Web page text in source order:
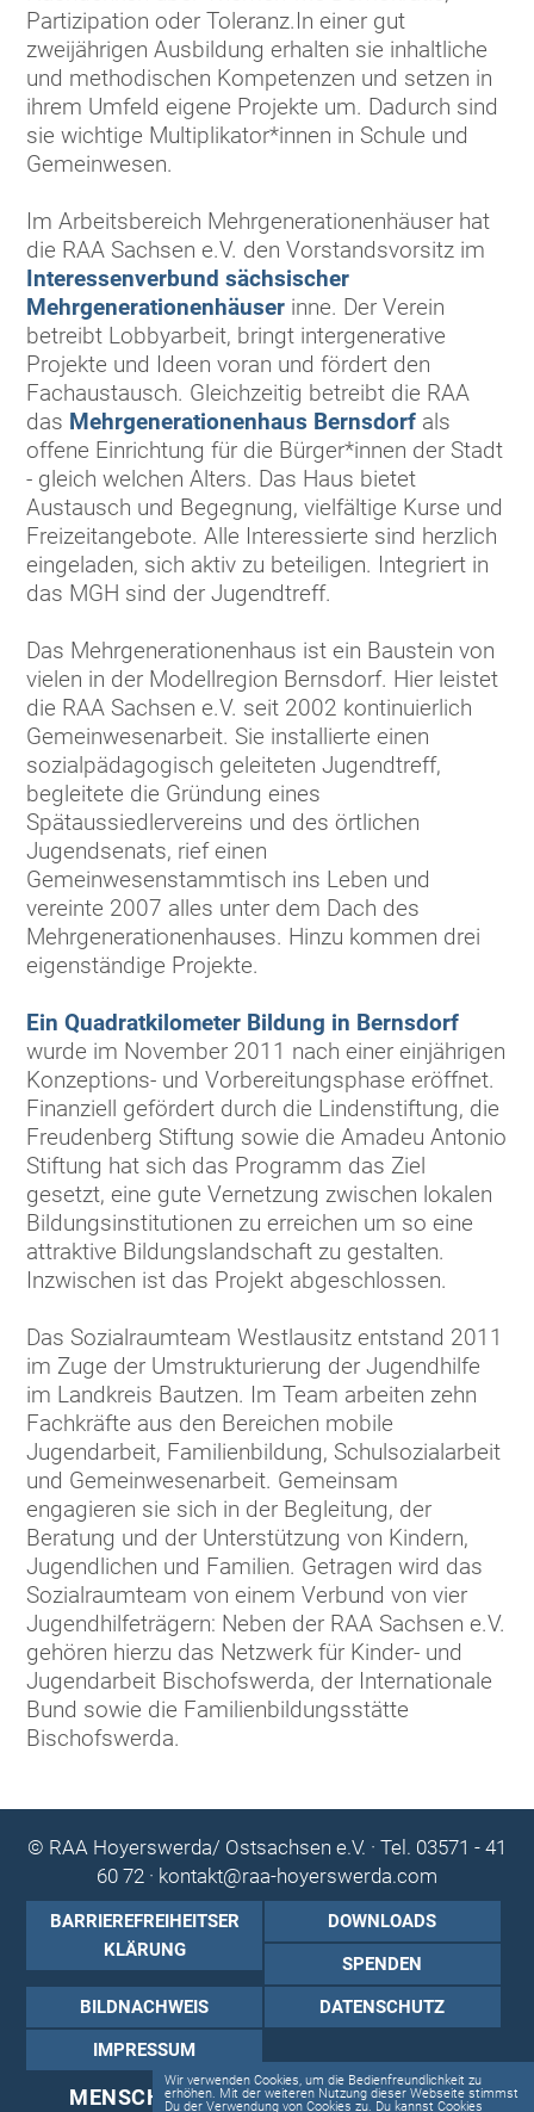
Wir verwenden Cookies, um die Bedienfreundlichkeit zu
erhöhen. Mit der weiteren Nutzung dieser Webseite stimmst
Du der Verwendung von Cookies zu. Du kannst Cookies
Partizipation oder Toleranz.In einer gut
zweijährigen Ausbildung erhalten sie inhaltliche
und methodischen Kompetenzen und setzen in
ihrem Umfeld eigene Projekte um. Dadurch sind
sie wichtige Multiplikator*innen in Schule und
Gemeinwesen.
Im Arbeitsbereich Mehrgenerationenhäuser hat
die RAA Sachsen e.V. den Vorstandsvorsitz im
Interessenverbund sächsischer
Mehrgenerationenhäuser inne. Der Verein
betreibt Lobbyarbeit, bringt intergenerative
Projekte und Ideen voran und fördert den
Fachaustausch. Gleichzeitig betreibt die RAA
das Mehrgenerationenhaus Bernsdorf als
offene Einrichtung für die Bürger*innen der Stadt
- gleich welchen Alters. Das Haus bietet
Austausch und Begegnung, vielfältige Kurse und
Freizeitangebote. Alle Interessierte sind herzlich
eingeladen, sich aktiv zu beteiligen. Integriert in
das MGH sind der Jugendtreff.
Das Mehrgenerationenhaus ist ein Baustein von
vielen in der Modellregion Bernsdorf. Hier leistet
die RAA Sachsen e.V. seit 2002 kontinuierlich
Gemeinwesenarbeit. Sie installierte einen
sozialpädagogisch geleiteten Jugendtreff,
begleitete die Gründung eines
Spätaussiedlervereins und des örtlichen
Jugendsenats, rief einen
Gemeinwesenstammtisch ins Leben und
vereinte 2007 alles unter dem Dach des
Mehrgenerationenhauses. Hinzu kommen drei
eigenständige Projekte.
Ein Quadratkilometer Bildung in Bernsdorf
wurde im November 2011 nach einer einjährigen
Konzeptions- und Vorbereitungsphase eröffnet.
Finanziell gefördert durch die Lindenstiftung, die
Freudenberg Stiftung sowie die Amadeu Antonio
Stiftung hat sich das Programm das Ziel
gesetzt, eine gute Vernetzung zwischen lokalen
Bildungsinstitutionen zu erreichen um so eine
attraktive Bildungslandschaft zu gestalten.
Inzwischen ist das Projekt abgeschlossen.
Das Sozialraumteam Westlausitz entstand 2011
im Zuge der Umstrukturierung der Jugendhilfe
im Landkreis Bautzen. Im Team arbeiten zehn
Fachkräfte aus den Bereichen mobile
Jugendarbeit, Familienbildung, Schulsozialarbeit
und Gemeinwesenarbeit. Gemeinsam
engagieren sie sich in der Begleitung, der
Beratung und der Unterstützung von Kindern,
Jugendlichen und Familien. Getragen wird das
Sozialraumteam von einem Verbund von vier
Jugendhilfeträgern: Neben der RAA Sachsen e.V.
gehören hierzu das Netzwerk für Kinder- und
Jugendarbeit Bischofswerda, der Internationale
Bund sowie die Familienbildungsstätte
Bischofswerda.
© RAA Hoyerswerda/ Ostsachsen e.V. · Tel. 03571 - 41
60 72 · kontakt@raa-hoyerswerda.com
BARRIEREFREIHEITSER
KLÄRUNG
DOWNLOADS
SPENDEN
BILDNACHWEIS DATENSCHUTZ
IMPRESSUM
MENSCHEN . WERTE . LERNEN . LEBEN